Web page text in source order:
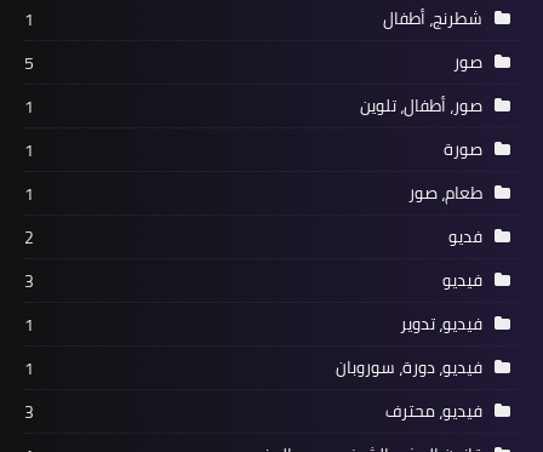
شطرنج، أطفال
1
صور
5
صور، أطفال، تلوين
1
صورة
1
طعام، صور
1
فديو
2
فيديو
3
فيديو، تدوير
1
فيديو، دورة، سوروبان
1
فيديو، محترف
3